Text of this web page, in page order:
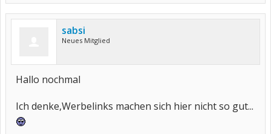
sabsi
Neues Mitglied
Hallo nochmal
Ich denke,Werbelinks machen sich hier nicht so gut...